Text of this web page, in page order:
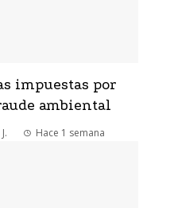
impuestas por
ambiental
Hace 1 semana